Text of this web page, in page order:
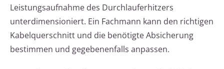
Leistungsaufnahme des Durchlauferhitzers
unterdimensioniert. Ein Fachmann kann den richtigen
Kabelquerschnitt und die benötigte Absicherung
bestimmen und gegebenenfalls anpassen.